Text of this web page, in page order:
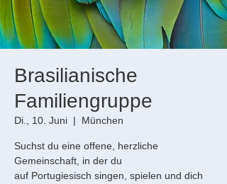
Brasilianische
Familiengruppe
Di., 10. Juni
  |
München
Suchst du eine offene, herzliche
Gemeinschaft, in der du
auf Portugiesisch singen, spielen und dich